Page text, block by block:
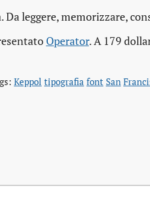
leggere, memorizzare,
Operator. A 179
Keppol tipografia font San